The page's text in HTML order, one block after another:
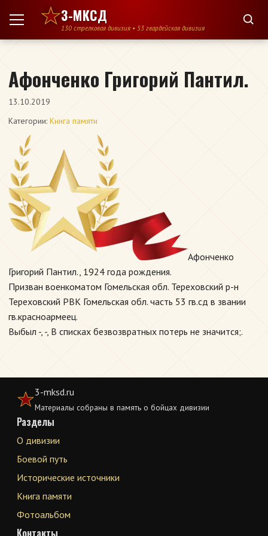
Перейти к содержимому
3-МКСД
130 стрелковая дивизия • 53 гвардейская дивизия
Афонченко Григорий Пантил.
13.10.2019
Категории: Книга памяти
Афонченко
Григорий Пантил., 1924 года рождения.
Призван военкоматом Гомельская обл. Тереховский р-н
Тереховский РВК Гомельская обл. часть 53 гв.сд в звании
гв.красноармеец.
Выбыл -, -, В списках безвозвратных потерь не значится;.
3-mksd.ru
Материалы собраны в память о бойцах дивизии
Разделы
О дивизии
Боевой путь
Исторические источники
Книга памяти
Фотоальбом
Контакты